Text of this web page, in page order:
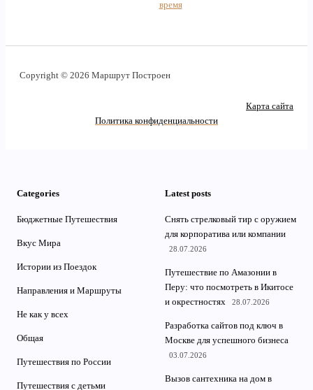
время
Copyright © 2026 Маршрут Построен
Карта сайта
Политика конфиденциальности
Categories
Бюджетные Путешествия
Вкус Мира
Истории из Поездок
Направления и Маршруты
Не как у всех
Общая
Путешествия по России
Путешествия с детьми
Latest posts
Снять стрелковый тир с оружием
для корпоратива или компании
28.07.2026
Путешествие по Амазонии в
Перу: что посмотреть в Икитосе
и окрестностях
28.07.2026
Разработка сайтов под ключ в
Москве для успешного бизнеса
03.07.2026
Вызов сантехника на дом в